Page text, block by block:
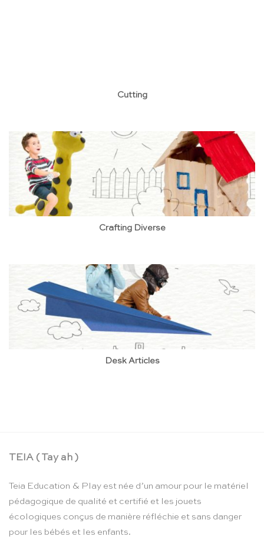
Cutting
Crafting Diverse
Desk Articles
TEIA ( Tay ah )
Teia Education & Play est née d’un amour pour le matériel
pédagogique de qualité et certifié et les jouets
écologiques conçus de manière réfléchie et sans danger
pour les bébés et les enfants.